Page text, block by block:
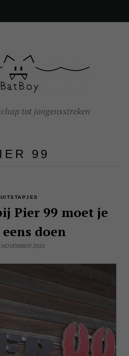
tot jongensstreken
99
UITSTAPJES
Pier 99 moet je
doen
NOVEMBER 2019